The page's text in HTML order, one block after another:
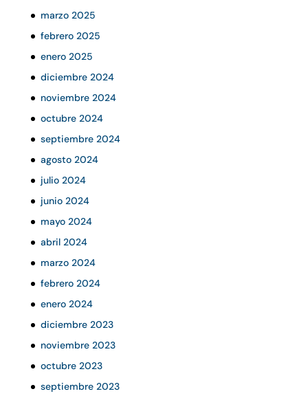
marzo 2025
febrero 2025
enero 2025
diciembre 2024
noviembre 2024
octubre 2024
septiembre 2024
agosto 2024
julio 2024
junio 2024
mayo 2024
abril 2024
marzo 2024
febrero 2024
enero 2024
diciembre 2023
noviembre 2023
octubre 2023
septiembre 2023